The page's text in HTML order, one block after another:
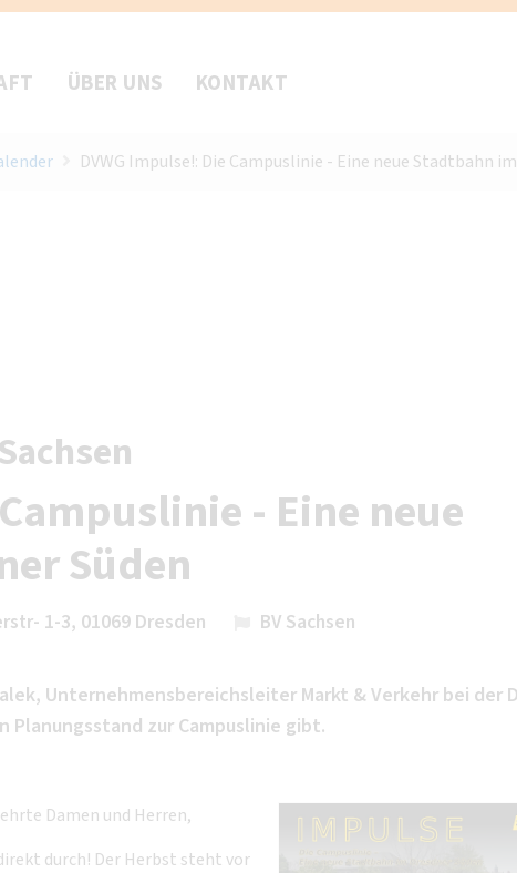
ÜBER UNS KONTAKT
DVWG Impulse!: Die Campuslinie - Eine neue Stadtbahn
- Eine neue
Süden
1-3, 01069 Dresden BV Sachsen
Unternehmensbereichsleiter Markt & Verkehr bei der
zur Campuslinie gibt.
Damen und Herren,
durch! Der Herbst steht vor